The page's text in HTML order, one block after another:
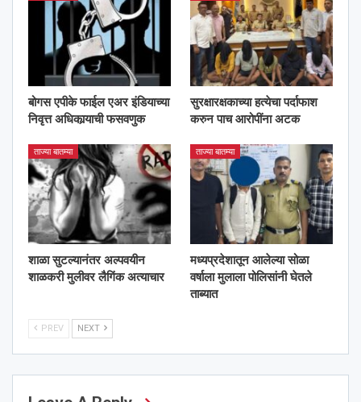
बोगस एपीके फाईल एअर इंडियाच्या
निवृत्त अधिकार्‍याची फसवणुक
सुरक्षारक्षकाच्या हत्येचा पर्दाफाश
करुन पाच आरोपींना अटक
ताज्या बातम्या
शाळा सुटल्यानंतर अल्पवयीन
शाळकरी मुलीवर लैगिंक अत्याचार
ताज्या बातम्या
मध्यप्रदेशातून आलेल्या सोळा
वर्षाला मुलाला पोलिसांनी घेतले
ताब्यात
PREV NEXT